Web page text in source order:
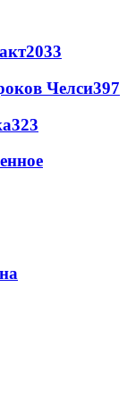
2033
Челси397
323